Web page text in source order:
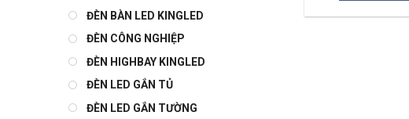
ĐÈN BÀN LED KINGLED
ĐÈN CÔNG NGHIỆP
ĐÈN HIGHBAY KINGLED
ĐÈN LED GẮN TỦ
ĐÈN LED GẮN TƯỜNG